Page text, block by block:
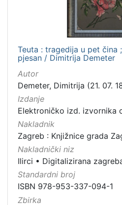
Teuta : tragedija u pet čina
pjesan / Dimitrija Demeter
Autor
Demeter, Dimitrija (21. 07.
Izdanje
Elektroničko izd. izvornika
Nakladnik
Zagreb : Knjižnice grada
Nakladnički niz
Ilirci • Digitalizirana
Standardni broj
ISBN 978-953-337-094-1
Zbirka